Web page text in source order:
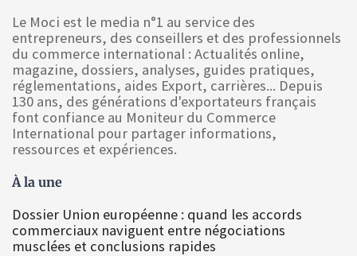
Le Moci est le media n°1 au service des
entrepreneurs, des conseillers et des professionnels
du commerce international : Actualités online,
magazine, dossiers, analyses, guides pratiques,
réglementations, aides Export, carrières... Depuis
130 ans, des générations d'exportateurs français
font confiance au Moniteur du Commerce
International pour partager informations,
ressources et expériences.
À la une
Dossier Union européenne : quand les accords
commerciaux naviguent entre négociations
musclées et conclusions rapides